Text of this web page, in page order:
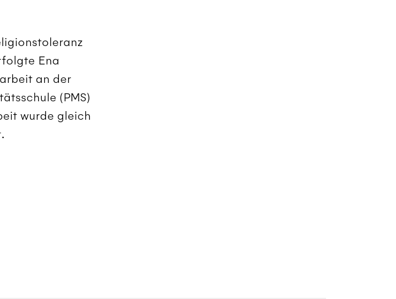
Ena
an der
(PMS)
wurde gleich